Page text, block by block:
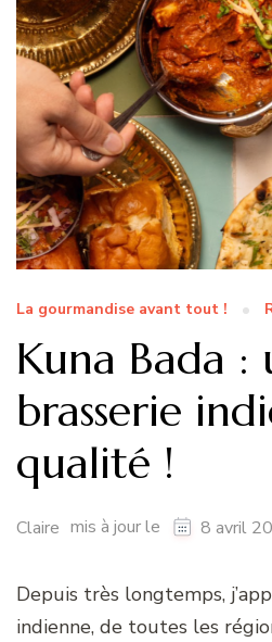
La gourmandise avant tout !
Kuna Bada :
brasserie
qualité !
Claire mis à jour le 8 avril
Depuis très longtemps,
indienne, de toutes les